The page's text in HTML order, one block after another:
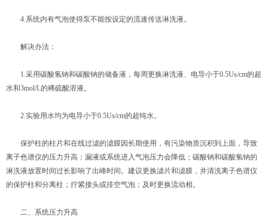
4.系统内有气泡使得泵不能按设定的流速传送淋洗液。
解决办法：
1.采用碳酸氢钠和碳酸钠的储备液，每周更换淋洗液、电导小于0.5Us/cm的超
水和3mol/L的稀硫酸溶液。
2.实验用水均为电导小于0.5Us/cm的超纯水。
保护柱的柱片和在线过滤的滤膜因长期使用，有污染物质沉积到上面，导致
离子色谱仪的压力升高；漏液或系统进入气泡压力会降低；碳酸钠和碳酸氢钠的
淋洗液放置时间过长影响了出峰时间。建议更换滤片和滤膜，并清洗离子色谱仪
的保护柱和分离柱；拧紧接头或排空气泡；及时更换流动相。
二、系统压力升高